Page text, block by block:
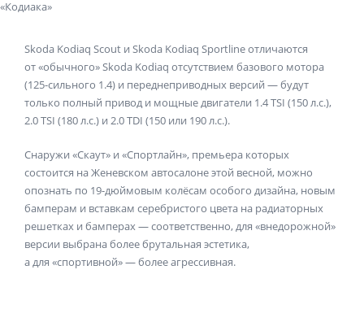
Skoda Kodiaq Scout и Skoda Kodiaq Sportline отличаются
от «обычного» Skoda Kodiaq отсутствием базового мотора
(125-сильного 1.4) и переднеприводных версий — будут
только полный привод и мощные двигатели 1.4 TSI (150 л.с.),
2.0 TSI (180 л.с.) и 2.0 TDI (150 или 190 л.с.).
Снаружи «Скаут» и «Спортлайн», премьера которых
состоится на Женевском автосалоне этой весной, можно
опознать по 19-дюймовым колёсам особого дизайна, новым
бамперам и вставкам серебристого цвета на радиаторных
решетках и бамперах — соответственно, для «внедорожной»
версии выбрана более брутальная эстетика,
а для «спортивной» — более агрессивная.